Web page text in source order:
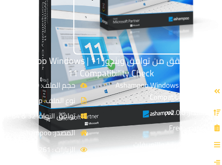
برنامج التحقق من توافق ويندوز 11 | Ashampoo Windows
11 Compatibility Check
الاسم: Ashampoo Windows 11
Compatibility Check
القسم: الصيانة والتعريفات
حجم الملف: 20 MB
نوع الملف: Zip
توافق النواة: 32 & 64-Bit
المصدر: ashampoo
الزيارات : 4261